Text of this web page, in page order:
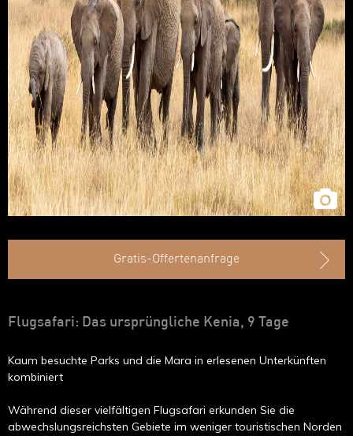
Gratis-Offertenanfrage
Flugsafari: Das ursprüngliche Kenia, 9 Tage
Kaum besuchte Parks und die Mara in erlesenen Unterkünften
kombiniert
Während dieser vielfältigen Flugsafari erkunden Sie die
abwechslungsreichsten Gebiete im weniger touristischen Norden